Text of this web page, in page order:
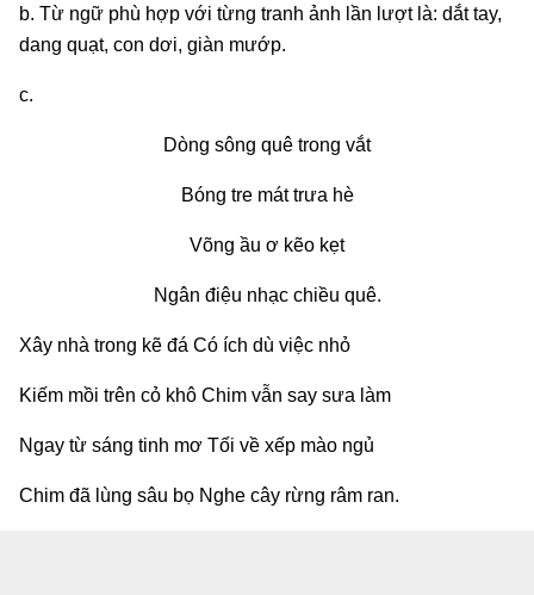
b. Từ ngữ phù hợp với từng tranh ảnh lần lượt là: dắt tay,
dang quạt, con dơi, giàn mướp.
c.
Dòng sông quê trong vắt
Bóng tre mát trưa hè
Võng ầu ơ kẽo kẹt
Ngân điệu nhạc chiều quê.
Xây nhà trong kẽ đá Có ích dù việc nhỏ
Kiếm mồi trên cỏ khô Chim vẫn say sưa làm
Ngay từ sáng tinh mơ Tối về xếp mào ngủ
Chim đã lùng sâu bọ Nghe cây rừng râm ran.